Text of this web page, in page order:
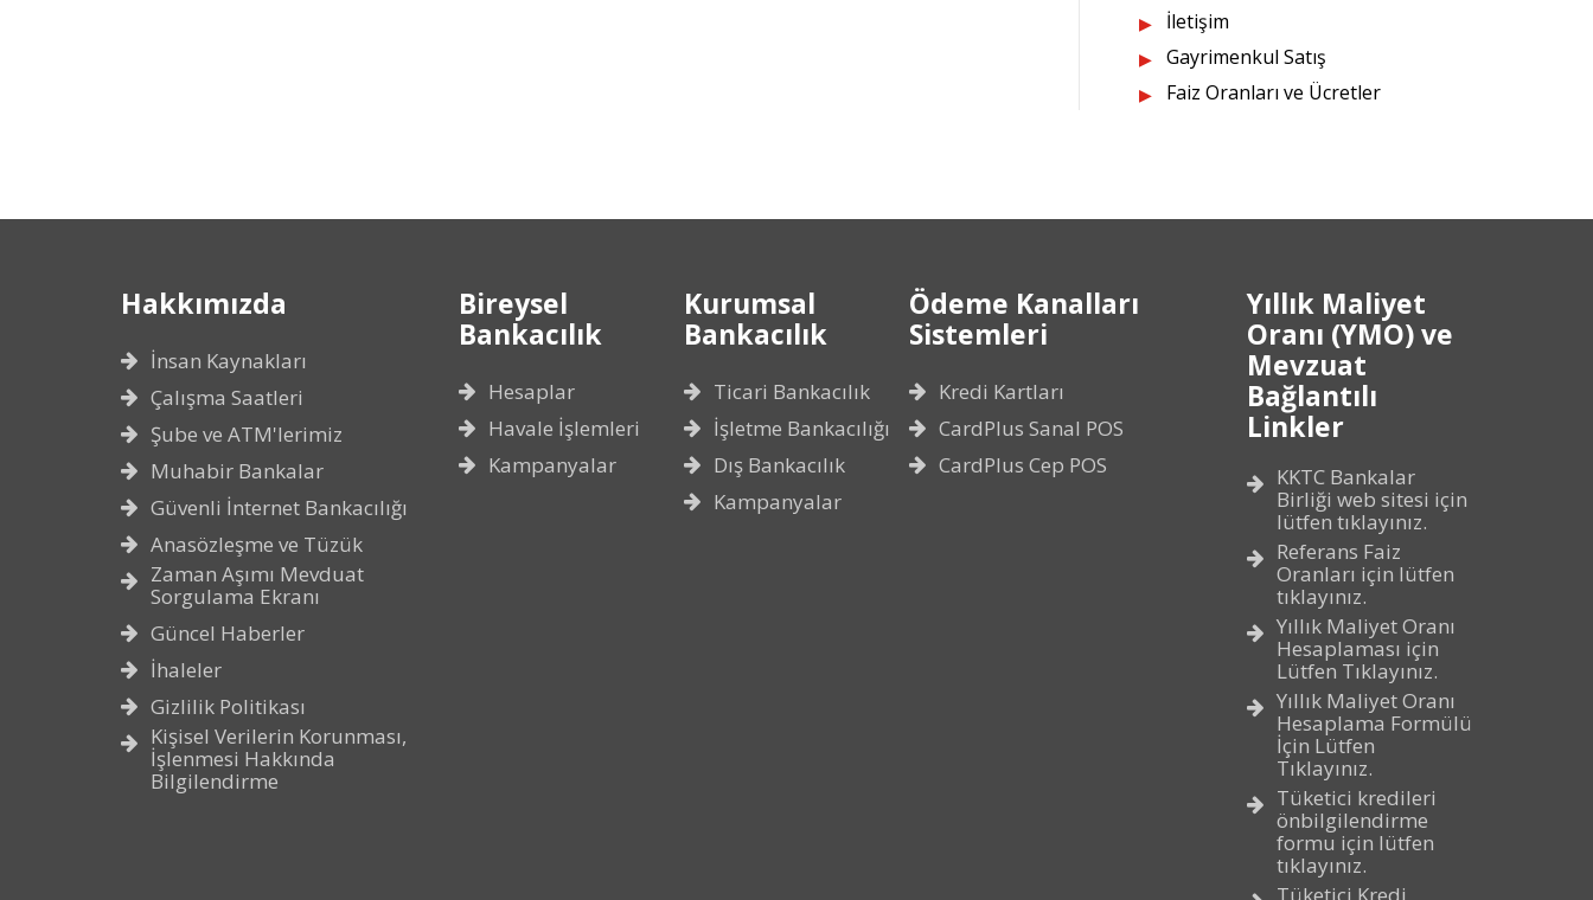
İletişim
Gayrimenkul Satış
Faiz Oranları ve Ücretler
Hakkımızda
İnsan Kaynakları
Çalışma Saatleri
Şube ve ATM'lerimiz
Muhabir Bankalar
Güvenli İnternet Bankacılığı
Anasözleşme ve Tüzük
Zaman Aşımı Mevduat
Sorgulama Ekranı
Güncel Haberler
İhaleler
Gizlilik Politikası
Kişisel Verilerin Korunması,
İşlenmesi Hakkında
Bilgilendirme
Bireysel
Bankacılık
Hesaplar
Havale İşlemleri
Kampanyalar
Kurumsal
Bankacılık
Ticari Bankacılık
İşletme Bankacılığı
Dış Bankacılık
Kampanyalar
Ödeme Kanalları
Sistemleri
Kredi Kartları
CardPlus Sanal POS
CardPlus Cep POS
Yıllık Maliyet
Oranı (YMO) ve
Mevzuat
Bağlantılı
Linkler
KKTC Bankalar
Birliği web sitesi için
lütfen tıklayınız.
Referans Faiz
Oranları için lütfen
tıklayınız.
Yıllık Maliyet Oranı
Hesaplaması için
Lütfen Tıklayınız.
Yıllık Maliyet Oranı
Hesaplama Formülü
İçin Lütfen
Tıklayınız.
Tüketici kredileri
önbilgilendirme
formu için lütfen
tıklayınız.
Tüketici Kredi